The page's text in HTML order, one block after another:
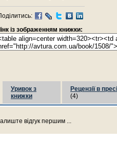
із зображенням книжки:
Уривок з
книжки
Рецензії в пресі
(4)
відгук першим ...